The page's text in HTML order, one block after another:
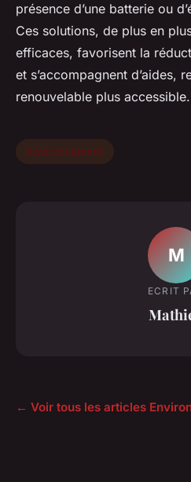
présence d’une batterie ou
Ces solutions, de plus en
efficaces, favorisent la
et s’accompagnent d’aides,
renouvelable plus accessible.
Environnement
M
ECRIT
← Voir tous les articles